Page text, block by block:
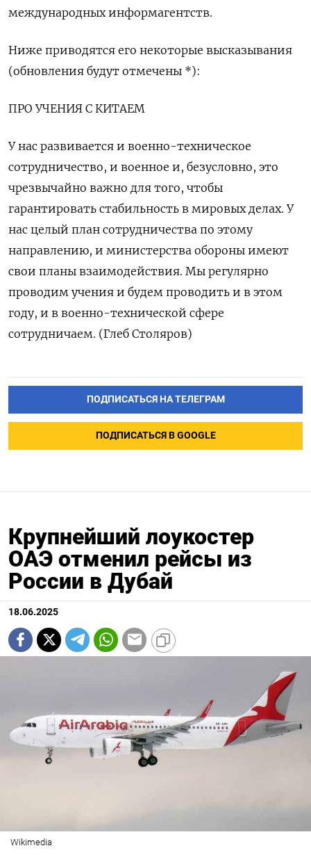
международных информагентств.
Ниже приводятся его некоторые высказывания
(обновления будут отмечены *):
ПРО УЧЕНИЯ С КИТАЕМ
У нас развивается и военно-техническое
сотрудничество, и военное и, безусловно, это
чрезвычайно важно для того, чтобы
гарантировать стабильность в мировых делах. У
нас целый план сотрудничества по этому
направлению, и министерства обороны имеют
свои планы взаимодействия. Мы регулярно
проводим учения и будем проводить и в этом
году, и в военно-технической сфере
сотрудничаем. (Глеб Столяров)
ПОДПИСАТЬСЯ НА ТЕЛЕГРАМ
ПОДПИСАТЬСЯ В GOOGLE
Крупнейший лоукостер
ОАЭ отменил рейсы из
России в Дубай
18.06.2025
Wikimedia